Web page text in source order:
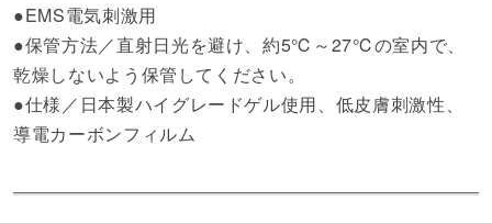
●EMS電気刺激用
●保管方法／直射日光を避け、約5℃～27℃の室内で、
乾燥しないよう保管してください。
●仕様／日本製ハイグレードゲル使用、低皮膚刺激性、
導電カーボンフィルム